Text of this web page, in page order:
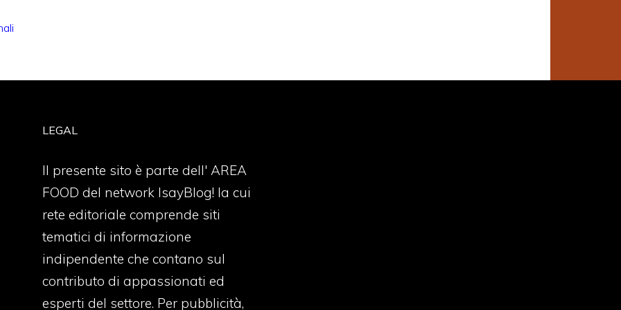
LEGAL
Il presente sito è parte dell' AREA
FOOD del network IsayBlog! la cui
rete editoriale comprende siti
tematici di informazione
indipendente che contano sul
contributo di appassionati ed
esperti del settore. Per pubblicità,